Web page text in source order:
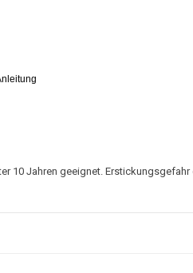
10 Jahren geeignet.